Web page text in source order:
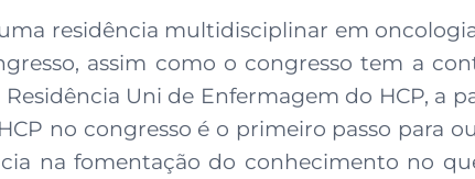
residência multidisciplinar em
assim como o congresso tem a
Uni de Enfermagem do HCP, a
no congresso é o primeiro passo para
na fomentação do conhecimento no